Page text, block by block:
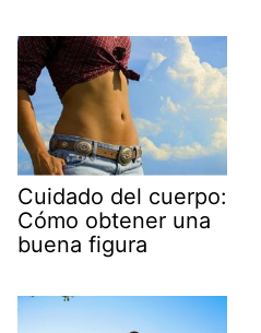
Cuidado del cuerpo:
Cómo obtener una
buena figura